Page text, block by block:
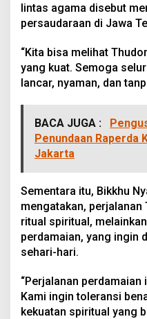
lintas agama disebut
persaudaraan di Jawa
“Kita bisa melihat
yang kuat. Semoga
lancar, nyaman, dan
BACA JUGA :
Penundaan Raperda
Jakarta
Sementara itu, Bikkhu
mengatakan,
ritual spiritual,
perdamaian, yang ingin
sehari-hari.
“Perjalanan
Kami ingin toleransi
kekuatan spiritual yang